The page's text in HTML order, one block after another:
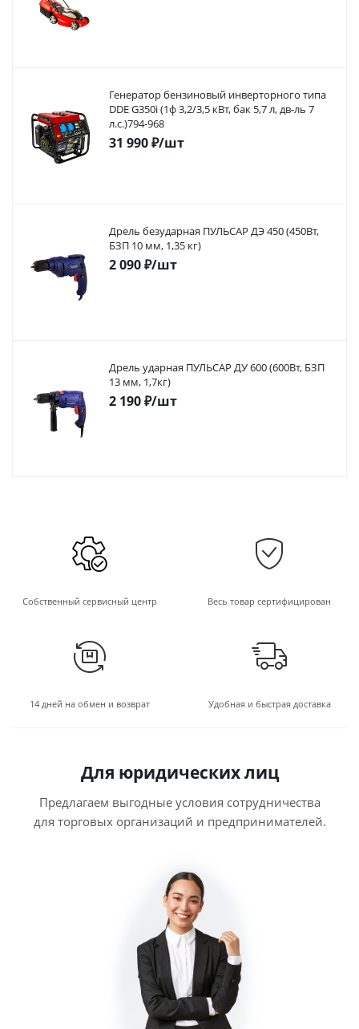
Генератор бензиновый инверторного типа
DDE G350i (1ф 3,2/3,5 кВт, бак 5,7 л, дв-ль 7
л.с.)794-968
31 990₽/шт
Дрель безударная ПУЛЬСАР ДЭ 450 (450Вт,
БЗП 10 мм, 1,35 кг)
2 090₽/шт
Дрель ударная ПУЛЬСАР ДУ 600 (600Вт, БЗП
13 мм, 1,7кг)
2 190₽/шт
Собственный сервисный центр Весь товар сертифицирован
14 дней на обмен и возврат Удобная и быстрая доставка
Для юридических лиц
Предлагаем выгодные условия сотрудничества
для торговых организаций и предпринимателей.